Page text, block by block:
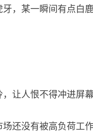
，某一瞬间有点白鹿
让人恨不得冲进屏
还没有被高负荷工